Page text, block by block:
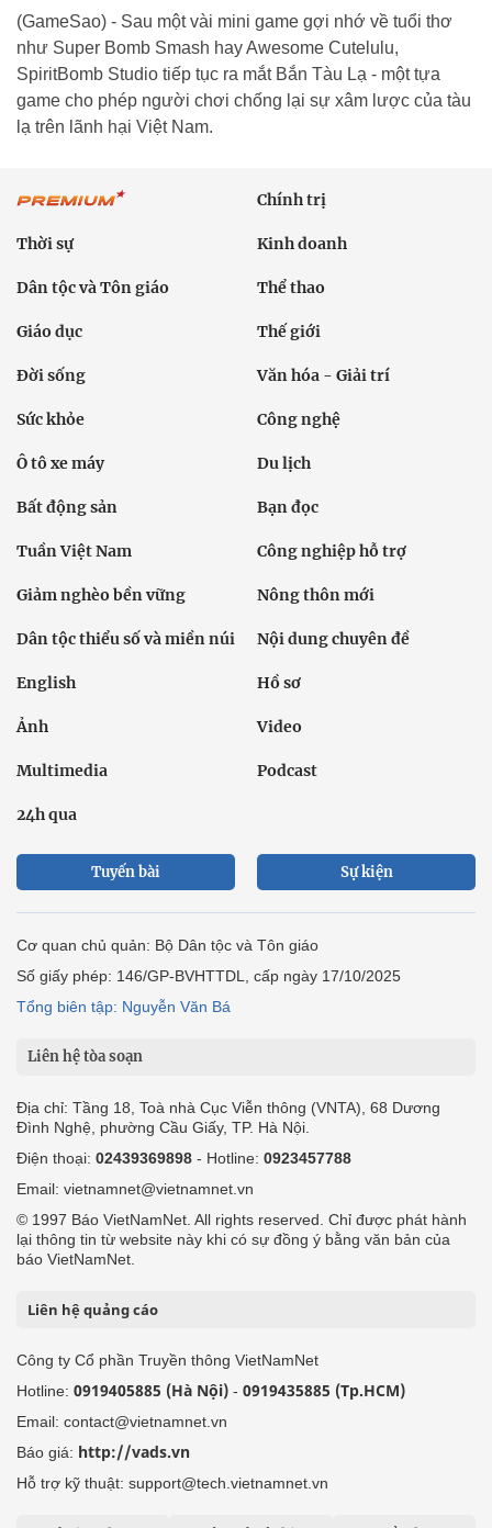
(GameSao) - Sau một vài mini game gợi nhớ về tuổi thơ
như Super Bomb Smash hay Awesome Cutelulu,
SpiritBomb Studio tiếp tục ra mắt Bắn Tàu Lạ - một tựa
game cho phép người chơi chống lại sự xâm lược của tàu
lạ trên lãnh hại Việt Nam.
Chính trị
Thời sự Kinh doanh
Dân tộc và Tôn giáo Thể thao
Giáo dục Thế giới
Đời sống Văn hóa - Giải trí
Sức khỏe Công nghệ
Ô tô xe máy Du lịch
Bất động sản Bạn đọc
Tuần Việt Nam Công nghiệp hỗ trợ
Giảm nghèo bền vững Nông thôn mới
Dân tộc thiểu số và miền núi Nội dung chuyên đề
English Hồ sơ
Ảnh Video
Multimedia Podcast
24h qua
Tuyến bài Sự kiện
Cơ quan chủ quản: Bộ Dân tộc và Tôn giáo
Số giấy phép: 146/GP-BVHTTDL, cấp ngày 17/10/2025
Tổng biên tập: Nguyễn Văn Bá
Liên hệ tòa soạn
Địa chỉ: Tầng 18, Toà nhà Cục Viễn thông (VNTA), 68 Dương
Đình Nghệ, phường Cầu Giấy, TP. Hà Nội.
Điện thoại: 02439369898 - Hotline: 0923457788
Email: vietnamnet@vietnamnet.vn
© 1997 Báo VietNamNet. All rights reserved. Chỉ được phát hành
lại thông tin từ website này khi có sự đồng ý bằng văn bản của
báo VietNamNet.
Liên hệ quảng cáo
Công ty Cổ phần Truyền thông VietNamNet
Hotline: 0919405885 (Hà Nội) - 0919435885 (Tp.HCM)
Email: contact@vietnamnet.vn
Báo giá: http://vads.vn
Hỗ trợ kỹ thuật: support@tech.vietnamnet.vn